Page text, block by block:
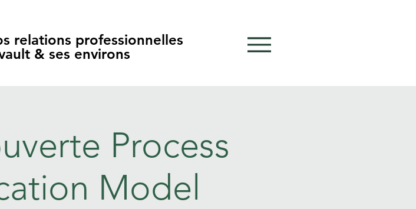
relations professionnelles
& ses environs
relations professionnelles
& ses environs
Process
Model